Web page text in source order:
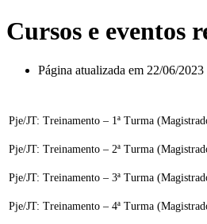
Cursos e eventos
Página atualizada em 22/06/2023
Pje/JT: Treinamento – 1ª Turma
Pje/JT: Treinamento – 2ª Turma
Pje/JT: Treinamento – 3ª Turma
Pje/JT: Treinamento – 4ª Turma